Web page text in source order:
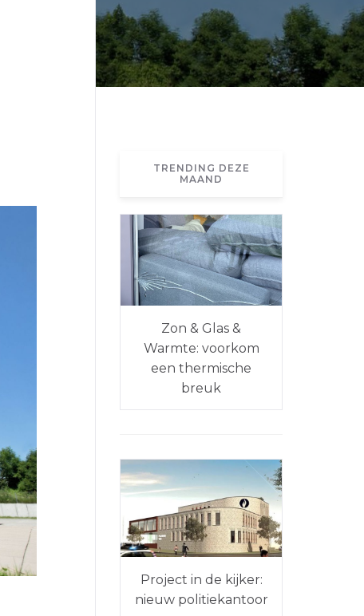
TRENDING DEZE
MAAND
Zon & Glas &
Warmte: voorkom
een thermische
breuk
Project in de kijker:
nieuw politiekantoor